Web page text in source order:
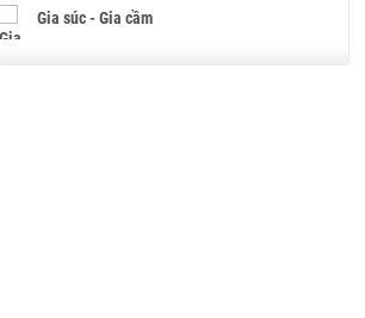
Gia súc - Gia cầm